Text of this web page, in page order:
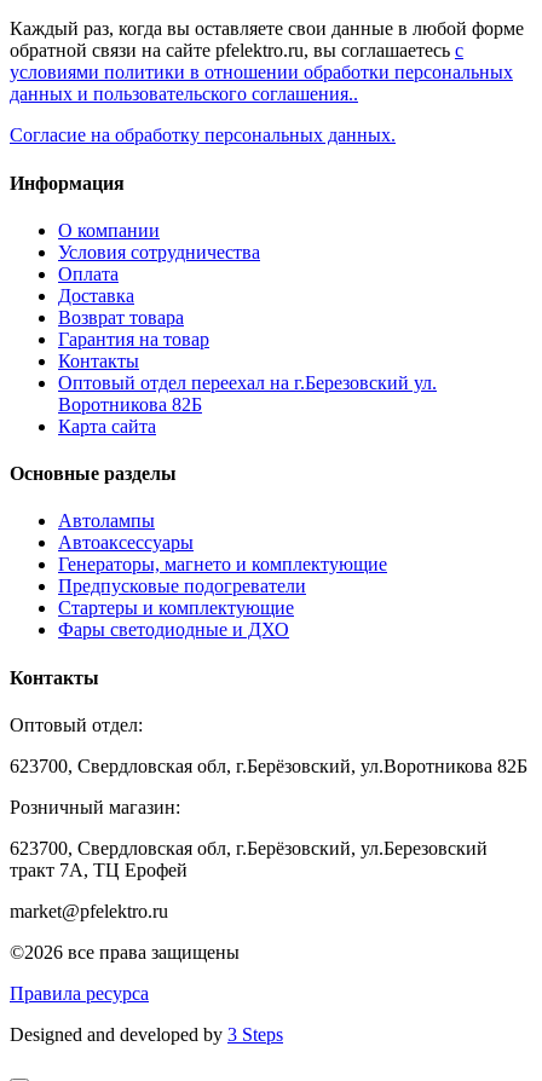
Каждый раз, когда вы оставляете свои данные в любой форме
обратной связи на сайте pfelektro.ru, вы соглашаетесь с
условиями политики в отношении обработки персональных
данных и пользовательского соглашения..
Согласие на обработку персональных данных.
Информация
О компании
Условия сотрудничества
Оплата
Доставка
Возврат товара
Гарантия на товар
Контакты
Оптовый отдел переехал на г.Березовский ул.
Воротникова 82Б
Карта сайта
Основные разделы
Автолампы
Автоаксессуары
Генераторы, магнето и комплектующие
Предпусковые подогреватели
Стартеры и комплектующие
Фары светодиодные и ДХО
Контакты
Оптовый отдел:
623700, Свердловская обл, г.Берёзовский, ул.Воротникова 82Б
Розничный магазин:
623700, Свердловская обл, г.Берёзовский, ул.Березовский
тракт 7А, ТЦ Ерофей
market@pfelektro.ru
©2026 все права защищены
Правила ресурса
Designed and developed by 3 Steps